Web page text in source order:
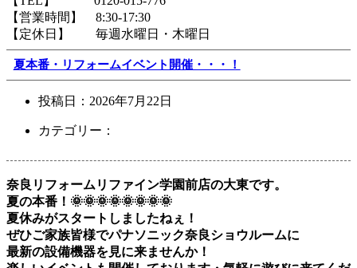
【営業時間】 8:30-17:30
【定休日】 毎週水曜日・木曜日
夏本番・リフォームイベント開催・・・！
投稿日： 2026年7月22日
カテゴリー：
奈良リフォームリファイン学園前店の大東です。
夏の本番！🌞🌞🌞🌞🌞🌞🌞🌞
夏休みがスタートしましたねぇ！
ぜひご家族皆様でパナソニック奈良ショウルームに
最新の設備機器を見に来ませんか！